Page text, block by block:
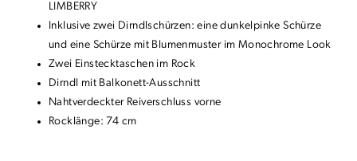
LIMBERRY
Inklusive zwei Dirndlschürzen: eine dunkelpinke Schürze
und eine Schürze mit Blumenmuster im Monochrome Look
Zwei Einstecktaschen im Rock
Dirndl mit Balkonett-Ausschnitt
Nahtverdeckter Reiverschluss vorne
Rocklänge: 74 cm